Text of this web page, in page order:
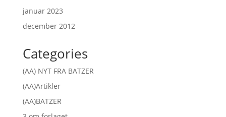
januar 2023
december 2012
Categories
(AA) NYT FRA BATZER
(AA)Artikler
(AA)BATZER